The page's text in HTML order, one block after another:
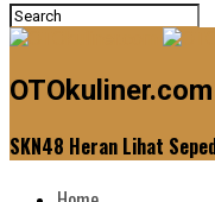
OTOkuliner.com
SKN48 Heran Lihat